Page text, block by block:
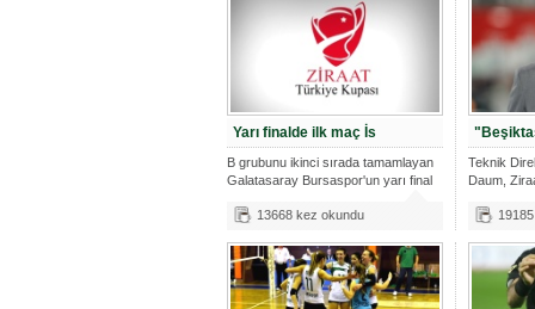
Yarı finalde ilk maç İs
B grubunu ikinci sırada tamamlayan
Galatasaray Bursaspor'un yarı final
13668 kez okundu
Teknik
Daum,